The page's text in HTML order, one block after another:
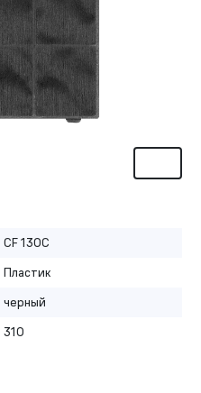
CF 130C
Пластик
черный
310